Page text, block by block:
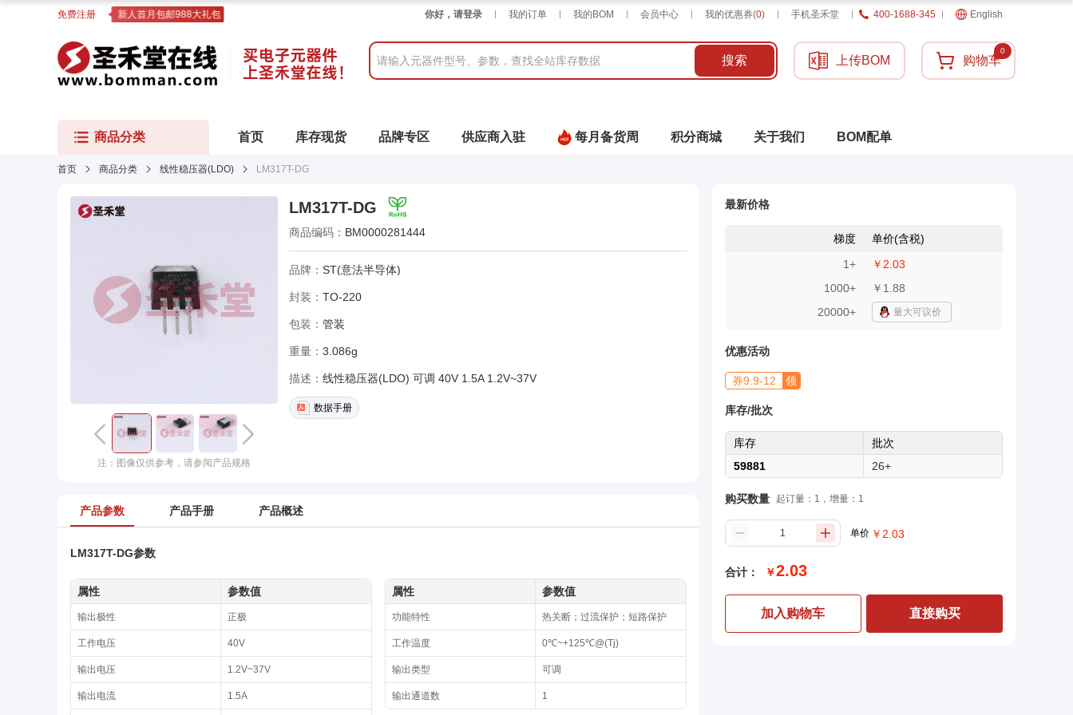
免费注册 新人首月包邮988大礼包 你好，请登录 我的订单 我的BOM 会员中心 我的优惠券(0) 手机圣禾堂 400-1688-345 English
搜索 上传BOM 购物车
0
商品分类 首页 库存现货 品牌专区 供应商入驻 每月备货周 积分商城 关于我们 BOM配单
首页 商品分类 线性稳压器(LDO) LM317T-DG
注：图像仅供参考，请参阅产品规格
LM317T-DG
商品编码： BM0000281444
品牌： ST(意法半导体)
封装： TO-220
包装： 管装
重量： 3.086g
描述： 线性稳压器(LDO) 可调 40V 1.5A 1.2V~37V
数据手册
产品参数 产品手册 产品概述
LM317T-DG参数
属性 参数值
输出极性 正极
工作电压 40V
输出电压 1.2V~37V
输出电流 1.5A
属性 参数值
功能特性 热关断；过流保护；短路保护
工作温度 0℃~+125℃@(Tj)
输出类型 可调
输出通道数 1
最新价格
梯度
单价(含税)
1+
￥2.03
1000+
￥1.88
20000+
量大可议价
优惠活动
券9.9-12 领
库存/批次
库存
批次
59881
26+
购买数量 起订量：1，增量：1
单价 ￥ 2.03
合计： ￥2.03
加入购物车 直接购买